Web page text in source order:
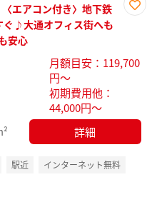
録
〈エアコン付き〉地下鉄
ぐ♪大通オフィス街へも
安心
月額目安：119,700
円～
初期費用他：
44,000円～
詳細
駅近
インターネット無料